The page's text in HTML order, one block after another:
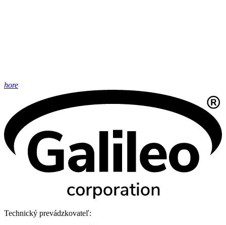
hore
Technický prevádzkovateľ: